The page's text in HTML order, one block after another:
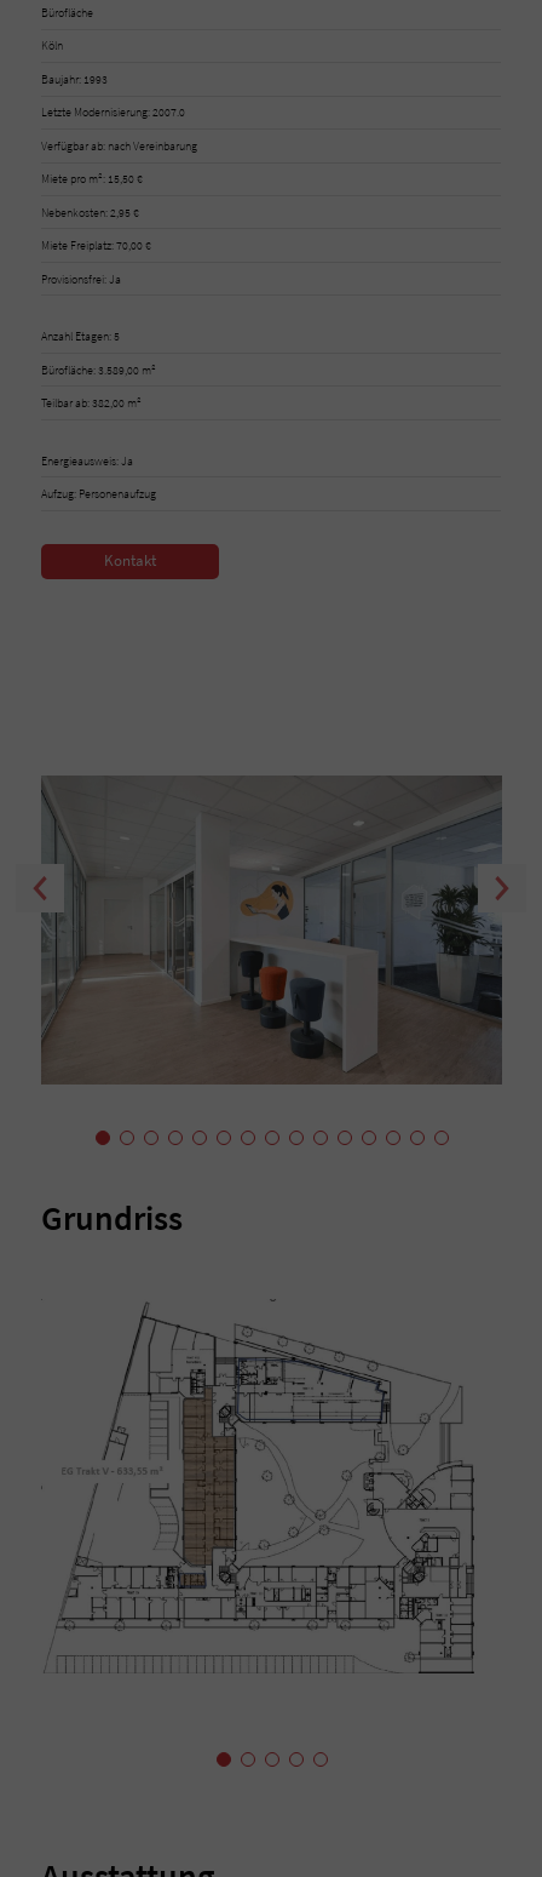
Bürofläche
Köln
Baujahr: 1993
Letzte Modernisierung: 2007.0
Verfügbar ab: nach Vereinbarung
Miete pro m²: 15,50 €
Nebenkosten: 2,95 €
Miete Freiplatz: 70,00 €
Provisionsfrei: Ja
Anzahl Etagen: 5
Bürofläche: 3.589,00 m²
Teilbar ab: 382,00 m²
Energieausweis: Ja
Aufzug: Personenaufzug
Kontakt
Grundriss